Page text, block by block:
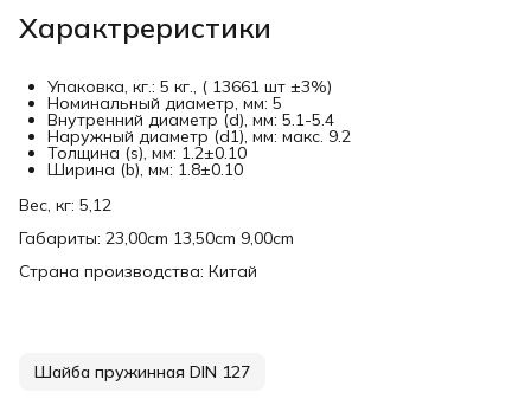
Характреристики
Упаковка, кг.: 5 кг., ( 13661 шт ±3%)
Номинальный диаметр, мм: 5
Внутренний диаметр (d), мм: 5.1-5.4
Наружный диаметр (d1), мм: макс. 9.2
Толщина (s), мм: 1.2±0.10
Ширина (b), мм: 1.8±0.10
Вес, кг: 5,12
Габариты: 23,00cm 13,50cm 9,00cm
Страна производства: Китай
Шайба пружинная DIN 127